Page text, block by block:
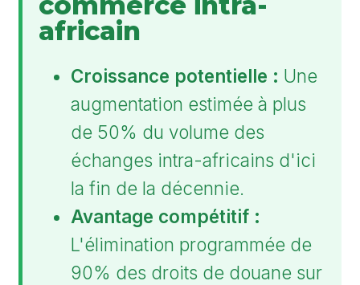
africain
Croissance potentielle : Une
augmentation estimée à plus
de 50% du volume des
échanges intra-africains d'ici
la fin de la décennie.
Avantage compétitif :
L'élimination programmée de
90% des droits de douane sur